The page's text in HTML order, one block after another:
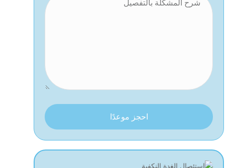
احجز موعدًا